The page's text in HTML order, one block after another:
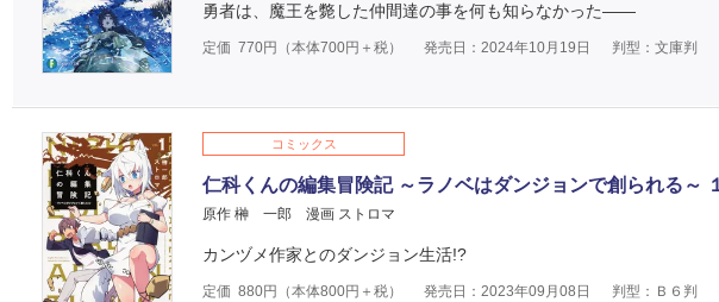
勇者は、魔王を斃した仲間達の事を何も知らなかった――
定価 770円（本体700円＋税） 発売日：2024年10月19日 判型：文庫判
コミックス
仁科くんの編集冒険記 ～ラノベはダンジョンで創られる～
原作 榊 一郎 漫画 ストロマ
カンヅメ作家とのダンジョン生活!?
定価 880円（本体800円＋税） 発売日：2023年09月08日 判型：Ｂ６判